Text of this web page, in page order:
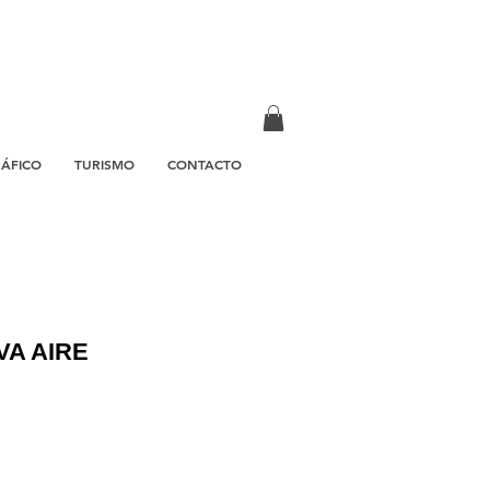
TURISMO CONTACTO
AIRE